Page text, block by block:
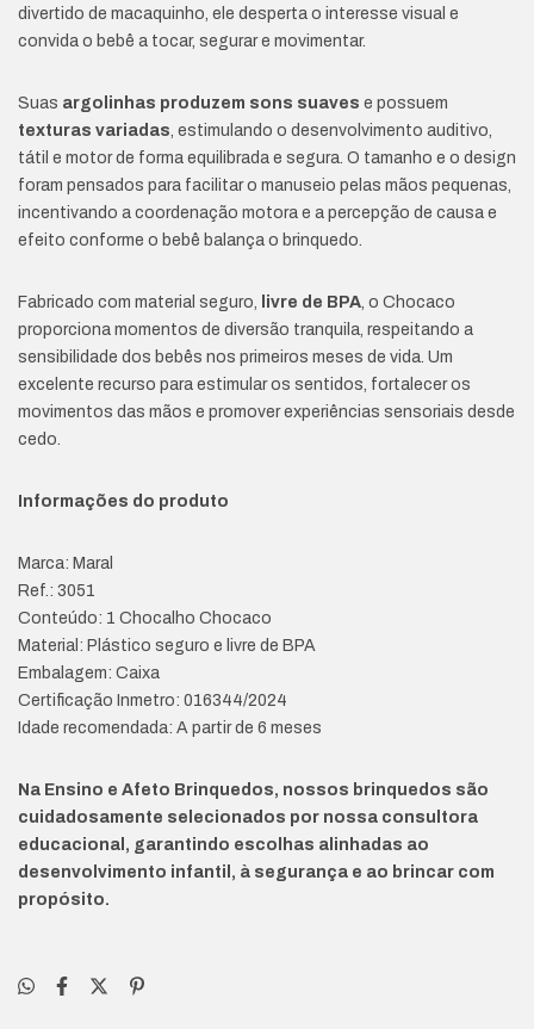
divertido de macaquinho, ele desperta o interesse visual e
convida o bebê a tocar, segurar e movimentar.
Suas argolinhas produzem sons suaves e possuem
texturas variadas, estimulando o desenvolvimento auditivo,
tátil e motor de forma equilibrada e segura. O tamanho e o design
foram pensados para facilitar o manuseio pelas mãos pequenas,
incentivando a coordenação motora e a percepção de causa e
efeito conforme o bebê balança o brinquedo.
Fabricado com material seguro, livre de BPA, o Chocaco
proporciona momentos de diversão tranquila, respeitando a
sensibilidade dos bebês nos primeiros meses de vida. Um
excelente recurso para estimular os sentidos, fortalecer os
movimentos das mãos e promover experiências sensoriais desde
cedo.
Informações do produto
Marca: Maral
Ref.: 3051
Conteúdo: 1 Chocalho Chocaco
Material: Plástico seguro e livre de BPA
Embalagem: Caixa
Certificação Inmetro: 016344/2024
Idade recomendada: A partir de 6 meses
Na Ensino e Afeto Brinquedos, nossos brinquedos são
cuidadosamente selecionados por nossa consultora
educacional, garantindo escolhas alinhadas ao
desenvolvimento infantil, à segurança e ao brincar com
propósito.